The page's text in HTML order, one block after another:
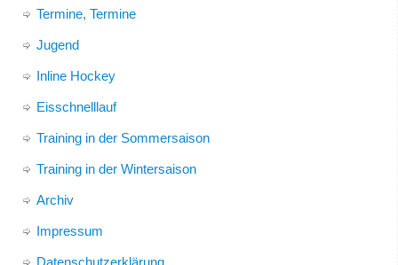
Termine, Termine
Jugend
Inline Hockey
Eisschnelllauf
Training in der Sommersaison
Training in der Wintersaison
Archiv
Impressum
Datenschutzerklärung